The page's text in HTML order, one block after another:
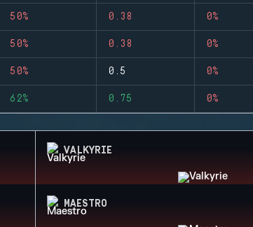
50% 0.38 0%
50% 0.38 0%
50% 0.5 0%
62% 0.75 0%
VALKYRIE
MAESTRO